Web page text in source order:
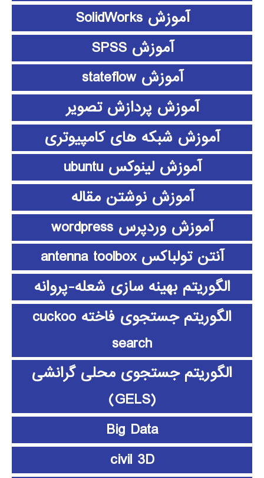
آموزش SolidWorks
آموزش SPSS
آموزش stateflow
آموزش پردازش تصویر
آموزش شبکه های کامپیوتری
آموزش لینوکس ubuntu
آموزش نوشتن مقاله
آموزش وردپرس wordpress
آنتن تولباکس antenna toolbox
الگوریتم بهینه سازی شعله-پروانه
الگوریتم جستجوی فاخته cuckoo
search
الگوریتم جستجوی محلی گرانشی
(GELS)
Big Data
civil 3D